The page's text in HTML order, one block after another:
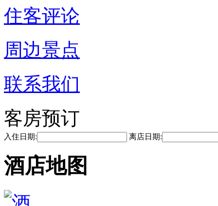
住客评论
周边景点
联系我们
客房预订
入住日期: 离店日期:
酒店地图